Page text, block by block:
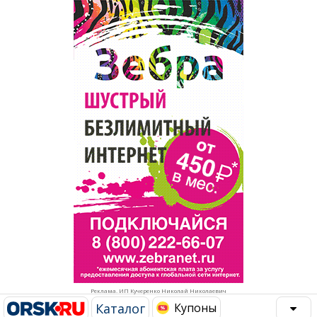
Реклама. ИП Кучеренко Николай Николаевич
Каталог Купоны
Рестораны, кафе, бары
Развлечения и отдых
Спорт Фитнес
Недвижимость
Красота Косметология
Торговля
Бизнес и финансы
Юристы, Экспертиза, Страхование
Ремонт
Социальные организации
Это интересно
Администрация
Популярное →